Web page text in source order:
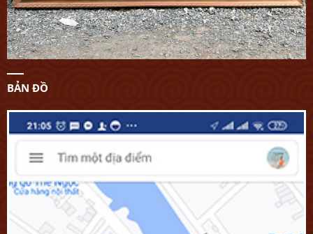
BẢN ĐỒ